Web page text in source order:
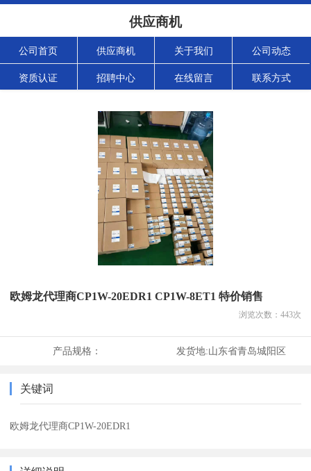
供应商机
公司首页 供应商机 关于我们 公司动态
资质认证 招聘中心 在线留言 联系方式
欧姆龙代理商CP1W-20EDR1 CP1W-8ET1 特价销售
浏览次数： 443次
产品规格： 发货地:山东省青岛城阳区
关键词
欧姆龙代理商CP1W-20EDR1